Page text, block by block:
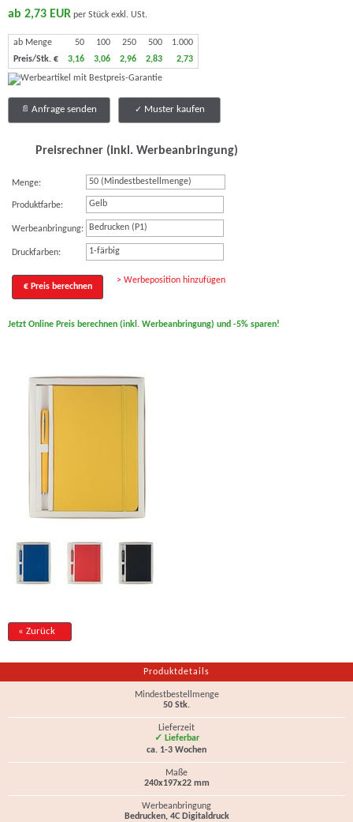
ab 2,73 EUR per Stück exkl. USt.
ab Menge 50 100 250 500
1.000
Preis/Stk. €
3,16 3,06 2,96 2,83 2,73
Anfrage senden Muster kaufen
Preisrechner (inkl. Werbeanbringung)
Menge:
Produktfarbe: Gelb
Werbeanbringung: Bedrucken (P1)
Druckfarben: 1-färbig
€ Preis berechnen
> Werbeposition hinzufügen
Jetzt Online Preis berechnen (inkl. Werbeanbringung) und -5% sparen!
« Zurück
Produktdetails
Mindestbestellmenge
50 Stk.
Lieferzeit
✓ Lieferbar
ca. 1-3 Wochen
Maße
240x197x22 mm
Werbeanbringung
Bedrucken, 4C Digitaldruck